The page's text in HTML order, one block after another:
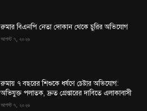
রুমার বিএনপি নেতা দোকান থেকে চুরির অভিযোগ
আগস্ট ৭, ২০২৬
রুমায় ৭ বছরের শিশুকে ধর্ষণে চেষ্টার অভিযোগ:
অভিযুক্ত পলাতক, দ্রুত গ্রেপ্তারের দাবিতে এলাকাবাসী
আগস্ট ৭, ২০২৬